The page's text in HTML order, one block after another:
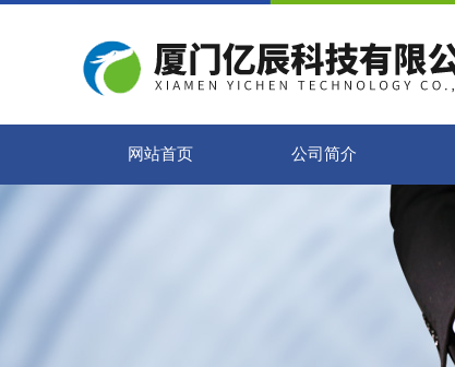
网站首页 公司简介